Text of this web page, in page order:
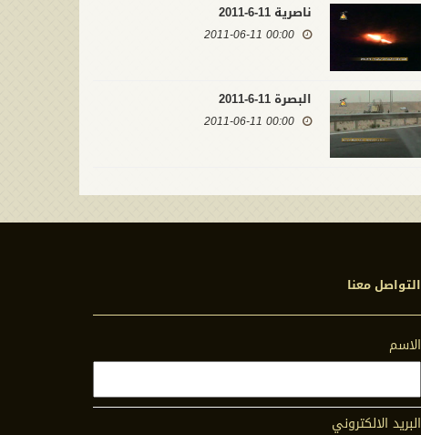
ناصرية 11-6-2011
00:00 2011-06-11
البصرة 11-6-2011
00:00 2011-06-11
التواصل معنا
الاسم
البريد الالكتروني